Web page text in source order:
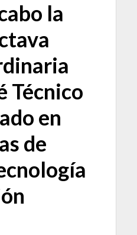
la
Técnico
en
de